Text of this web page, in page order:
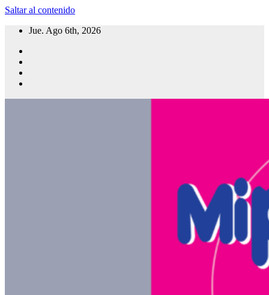
Saltar al contenido
Jue. Ago 6th, 2026